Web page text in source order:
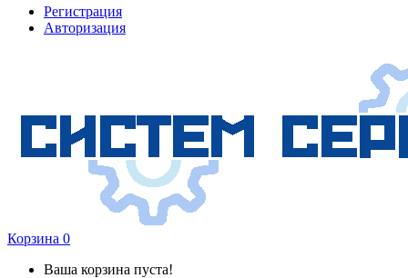
Регистрация
Авторизация
Корзина 0
Ваша корзина пуста!